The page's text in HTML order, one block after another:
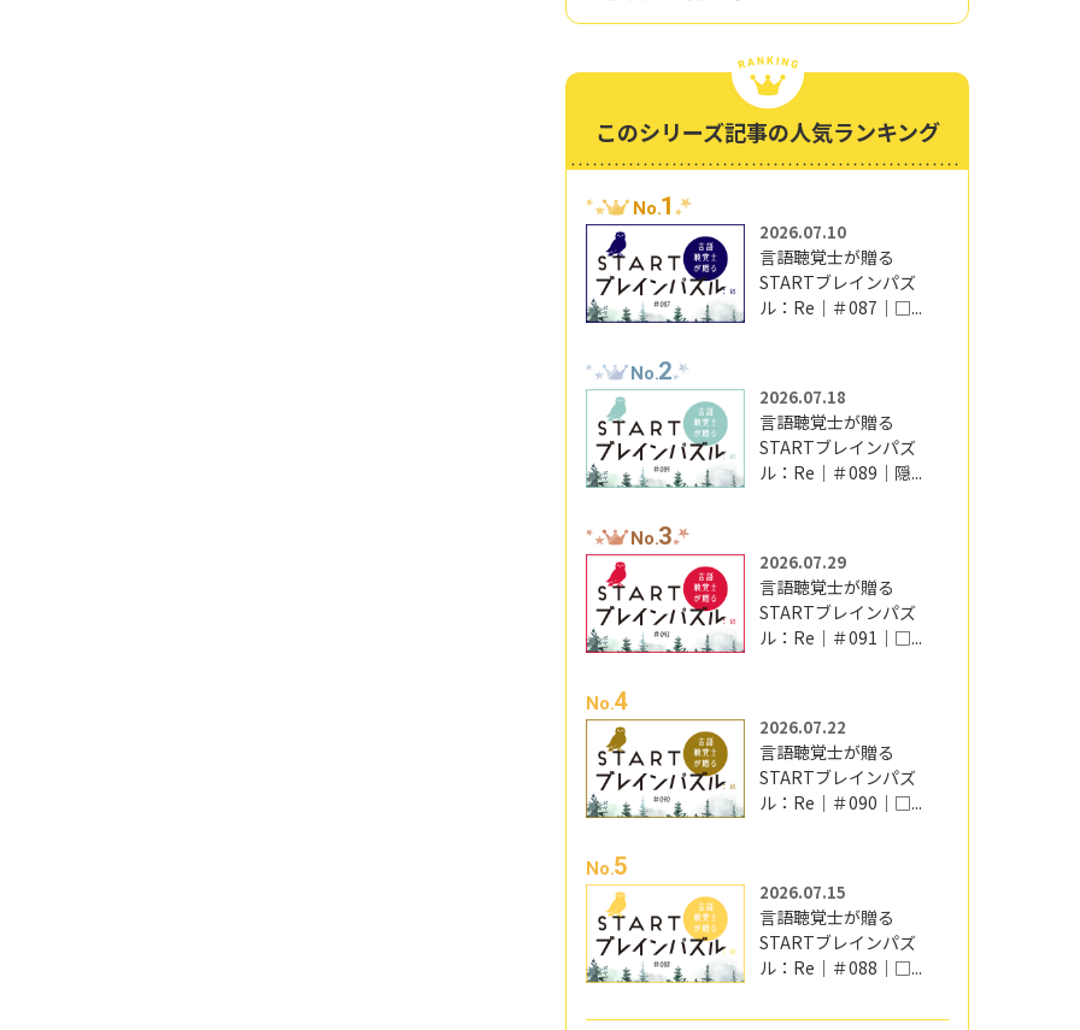
このシリーズ記事の人気ランキング
No.1
2026.07.10
言語聴覚士が贈る
STARTブレインパズ
ル：Re｜＃087｜□...
No.2
2026.07.18
言語聴覚士が贈る
STARTブレインパズ
ル：Re｜＃089｜隠...
No.3
2026.07.29
言語聴覚士が贈る
STARTブレインパズ
ル：Re｜＃091｜□...
No.4
2026.07.22
言語聴覚士が贈る
STARTブレインパズ
ル：Re｜＃090｜□...
No.5
2026.07.15
言語聴覚士が贈る
STARTブレインパズ
ル：Re｜＃088｜□...